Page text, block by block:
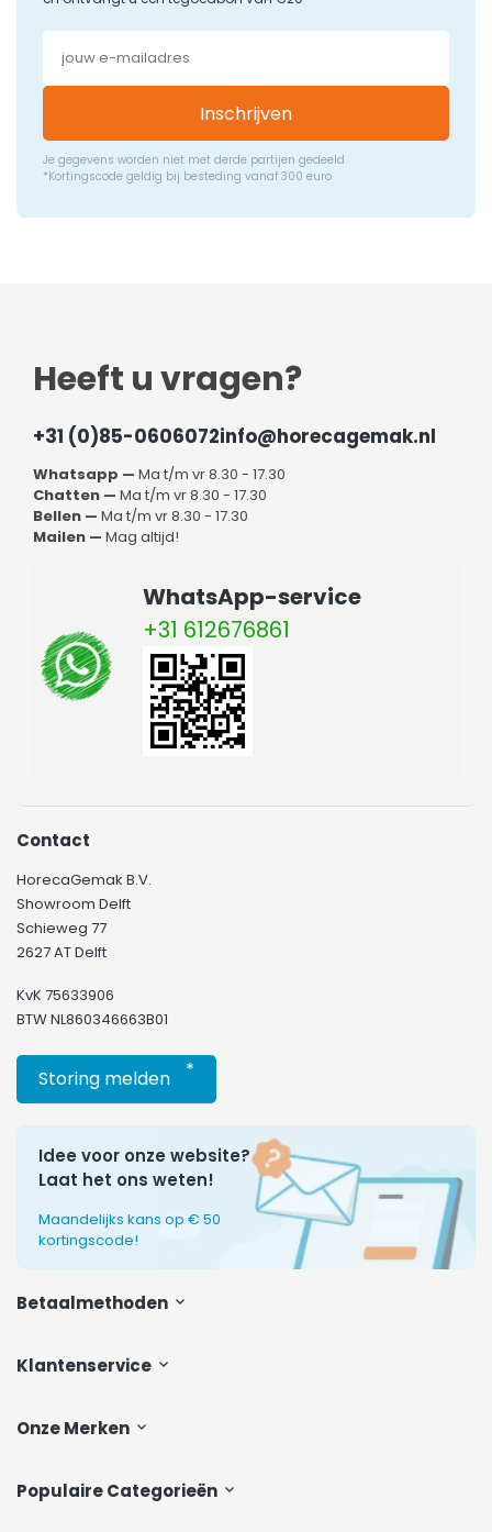
Inschrijven
Je gegevens worden niet met derde partijen gedeeld
*Kortingscode geldig bij besteding vanaf 300 euro
Heeft u vragen?
+31 (0)85-0606072info@horecagemak.nl
Whatsapp — Ma t/m vr 8.30 - 17.30
Chatten — Ma t/m vr 8.30 - 17.30
Bellen — Ma t/m vr 8.30 - 17.30
Mailen — Mag altijd!
WhatsApp-service
+31 612676861
Klantenservice
Onze Merken
Populaire Categorieën
Contact
HorecaGemak B.V.
Showroom Delft
Schieweg 77
2627 AT Delft
KvK 75633906
BTW NL860346663B01
Storing melden *
Idee voor onze website?
Laat het ons weten!
Maandelijks kans op € 50
kortingscode!
Betaalmethoden